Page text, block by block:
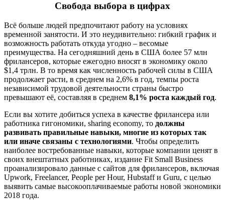
Свобода выбора в цифрах
Всё больше людей предпочитают работу на условиях
временной занятости. И это неудивительно: гибкий график и
возможность работать откуда угодно – весомые
преимущества. На сегодняшний день в США более 57 млн
фрилансеров, которые ежегодно вносят в экономику около
$1,4 трлн. В то время как численность рабочей силы в США
продолжает расти, в среднем на 2,6% в год, темпы роста
независимой трудовой деятельности страны быстро
превышают её, составляя в среднем 8,1% роста каждый год.
Если вы хотите добиться успеха в качестве фрилансера или
работника гигономики, sharing economy, то должны
развивать правильные навыки, многие из которых так
или иначе связаны с технологиями. Чтобы определить
наиболее востребованные навыки, которые компании ценят в
своих внештатных работниках, издание Fit Small Business
проанализировало данные с сайтов для фрилансеров, включая
Upwork, Freelancer, People per Hour, Hubstaff и Guru, с целью
выявить самые высокооплачиваемые работы новой экономики
2018 года.